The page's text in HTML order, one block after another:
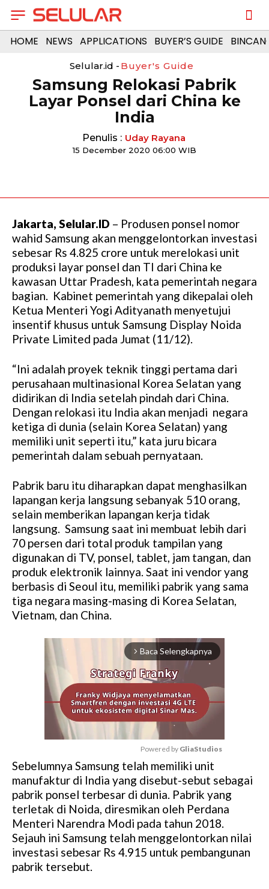
HOME NEWS APPLICATIONS BUYER’S GUIDE
Selular.id - Buyer's Guide
Samsung Relokasi Pabrik
Layar Ponsel dari China ke
India
Penulis : Uday Rayana
15 December 2020 06:00 WIB
Jakarta, Selular.ID – Produsen ponsel nomor
wahid Samsung akan menggelontorkan investasi
sebesar Rs 4.825 crore untuk merelokasi unit
produksi layar ponsel dan TI dari China ke
kawasan Uttar Pradesh, kata pemerintah negara
bagian. Kabinet pemerintah yang dikepalai oleh
Ketua Menteri Yogi Adityanath menyetujui
insentif khusus untuk Samsung Display Noida
Private Limited pada Jumat (11/12).
“Ini adalah proyek teknik tinggi pertama dari
perusahaan multinasional Korea Selatan yang
didirikan di India setelah pindah dari China.
Dengan relokasi itu India akan menjadi negara
ketiga di dunia (selain Korea Selatan) yang
memiliki unit seperti itu,” kata juru bicara
pemerintah dalam sebuah pernyataan.
Pabrik baru itu diharapkan dapat menghasilkan
lapangan kerja langsung sebanyak 510 orang,
selain memberikan lapangan kerja tidak
langsung. Samsung saat ini membuat lebih dari
70 persen dari total produk tampilan yang
digunakan di TV, ponsel, tablet, jam tangan, dan
produk elektronik lainnya. Saat ini vendor yang
berbasis di Seoul itu, memiliki pabrik yang sama
tiga negara masing-masing di Korea Selatan,
Vietnam, dan China.
arrow_forward_ios Baca Selengkapnya
M
u
t
e
Powered by GliaStudios
Sebelumnya Samsung telah memiliki unit
manufaktur di India yang disebut-sebut sebagai
pabrik ponsel terbesar di dunia. Pabrik yang
terletak di Noida, diresmikan oleh Perdana
Menteri Narendra Modi pada tahun 2018.
Sejauh ini Samsung telah menggelontorkan nilai
investasi sebesar Rs 4.915 untuk pembangunan
pabrik tersebut.